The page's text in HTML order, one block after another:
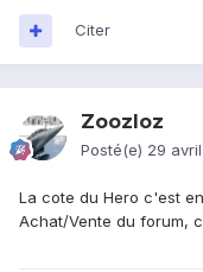
Citer
Zoozloz
Posté(e) 29
La cote du Hero c'est
Achat/Vente du forum,